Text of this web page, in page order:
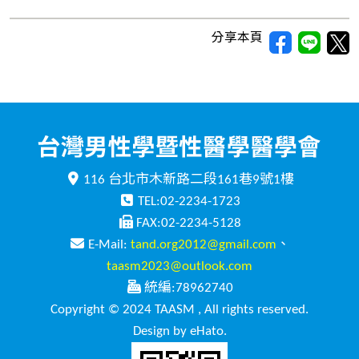
分享本頁
116 台北市木新路二段161巷9號1樓
TEL:02-2234-1723
FAX:02-2234-5128
E-Mail: tand.org2012@gmail.com 、
taasm2023@outlook.com
統編:78962740
Copyright © 2024 TAASM , All rights reserved.
Design by eHato.